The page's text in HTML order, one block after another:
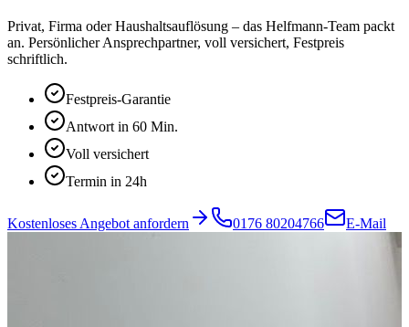
Privat, Firma oder Haushaltsauflösung – das Helfmann-Team packt
an. Persönlicher Ansprechpartner, voll versichert, Festpreis
schriftlich.
Festpreis-Garantie
Antwort in 60 Min.
Voll versichert
Termin in 24h
Kostenloses Angebot anfordern 0176 80204766 E-Mail